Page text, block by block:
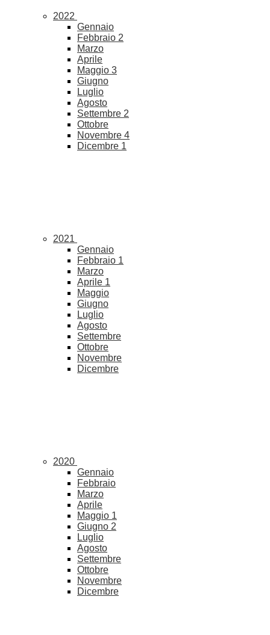
2022
Gennaio
Febbraio 2
Marzo
Aprile
Maggio 3
Giugno
Luglio
Agosto
Settembre 2
Ottobre
Novembre 4
Dicembre 1
2021
Gennaio
Febbraio 1
Marzo
Aprile 1
Maggio
Giugno
Luglio
Agosto
Settembre
Ottobre
Novembre
Dicembre
2020
Gennaio
Febbraio
Marzo
Aprile
Maggio 1
Giugno 2
Luglio
Agosto
Settembre
Ottobre
Novembre
Dicembre